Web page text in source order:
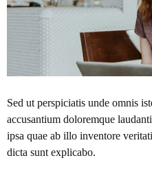
Sed ut perspiciatis unde omnis
accusantium doloremque
ipsa quae ab illo inventore
dicta sunt explicabo.